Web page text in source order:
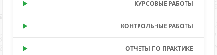
КУРСОВЫЕ РАБОТЫ
КОНТРОЛЬНЫЕ РАБОТЫ
ОТЧЕТЫ ПО ПРАКТИКЕ